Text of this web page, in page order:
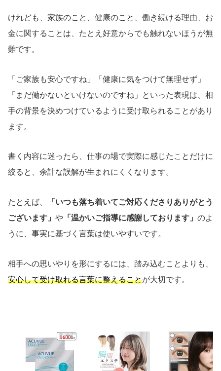
けれども、家族のこと、健康のこと、働き続ける理由、お
金に関することは、たとえ好意からでも触れないほうが無
難です。
「ご家族も安心ですね」「健康に気をつけて無理せず」
「まだ働かないといけないのですね」といった表現は、相
手の背景を決めつけているように受け取られることがあり
ます。
書く内容に迷ったら、仕事の場で実際に感じたことだけに
絞ると、余計な誤解が生まれにくくなります。
たとえば、
「いつも落ち着いてご対応くださりありがとう
ございます」 や 「温かいご指導に感謝しております」 のよ
うに、事実に基づく言葉は使いやすいです。
相手への思いやりを形にするには、踏み込むことよりも、
安心して受け取れる言葉に整えることが大切です。